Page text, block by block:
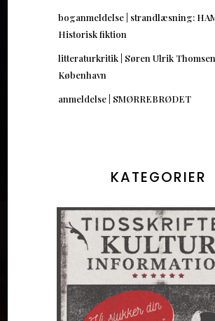
boganmeldelse | strandlæsning:
Historisk fiktion
litteraturkritik | Søren Ulrik
København
anmeldelse | SMØRREBRØDET
KATEGORIER